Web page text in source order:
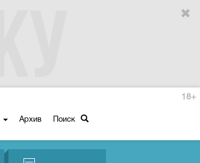
Архив Поиск
18+